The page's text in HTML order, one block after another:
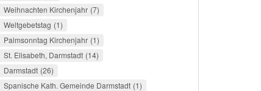
Weihnachten Kirchenjahr 7
Weltgebetstag 1
Palmsonntag Kirchenjahr 1
St. Elisabeth, Darmstadt 14
Darmstadt 26
Spanische Kath. Gemeinde Darmstadt 1